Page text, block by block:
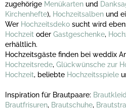
zugehörige Menükarten und
Kirchenhefte), Hochzeitsalben und
Wer Hochzeitsdeko sucht wird
Hochzeit oder Gastgeschenke,
erhältlich.
Hochzeitsgäste finden bei weddix
Hochzeitsrede, Glückwünsche zur
Hochzeit, beliebte Hochzeitsspiele
Inspiration für Brautpaare:
Brautfrisuren, Brautschuhe,